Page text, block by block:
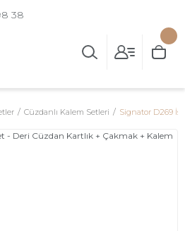
38
Cüzdanlı Kalem Setleri Signator D269